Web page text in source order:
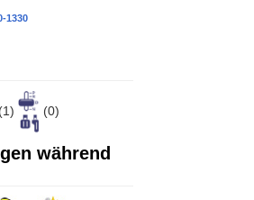
1330
(1) (0)
während